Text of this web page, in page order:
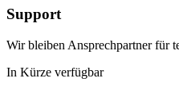
Support
Wir bleiben Ansprechpartner für
In Kürze verfügbar